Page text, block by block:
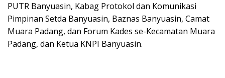
PUTR Banyuasin, Kabag Protokol dan Komunikasi
Pimpinan Setda Banyuasin, Baznas Banyuasin, Camat
Muara Padang, dan Forum Kades se-Kecamatan Muara
Padang, dan Ketua KNPI Banyuasin.